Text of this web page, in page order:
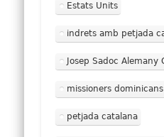
Estats Units
indrets amb petjada
Josep Sadoc Alemany
missioners dominicans
petjada catalana